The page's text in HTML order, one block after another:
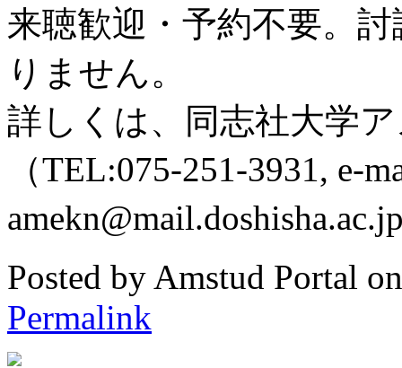
来聴歓迎・予約不要。
りません。
詳しくは、同志社大学
（TEL:075-251-3931, e-
Posted by Amstud Portal
Permalink